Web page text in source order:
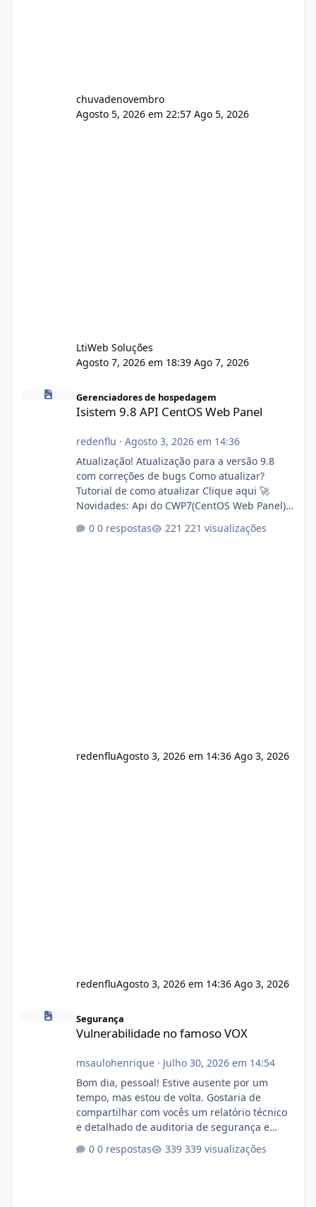
chuvadenovembro
Agosto 5, 2026 em 22:57 Ago 5, 2026
LtiWeb Soluções
Agosto 7, 2026 em 18:39 Ago 7, 2026
Isistem 9.8 API CentOS Web Panel
Gerenciadores de hospedagem
Isistem 9.8 API CentOS Web Panel
redenflu · Agosto 3, 2026 em 14:36
Atualização! Atualização para a versão 9.8
com correções de bugs Como atualizar?
Tutorial de como atualizar Clique aqui 🚀
Novidades: Api do CWP7(CentOS Web Panel)
autorizado a usasr o isistem:
0 respostas 221 visualizações
redenfluAgosto 3, 2026 em 14:36 Ago 3, 2026
redenfluAgosto 3, 2026 em 14:36 Ago 3, 2026
Vulnerabilidade no famoso VOX
Segurança
Vulnerabilidade no famoso VOX
msaulohenrique· Julho 30, 2026 em 14:54
Bom dia, pessoal! Estive ausente por um
tempo, mas estou de volta. Gostaria de
compartilhar com vocês um relatório técnico
e detalhado de auditoria de segurança e
conformidade referente ao VOXPANEL (versão
atualmente em circulação e comercialização
0 respostas 339 visualizações